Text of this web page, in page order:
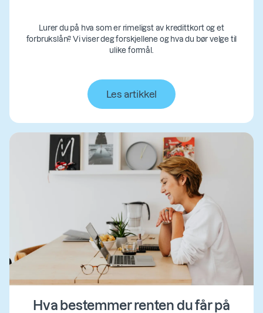
Lurer du på hva som er rimeligst av kredittkort og et
forbrukslån? Vi viser deg forskjellene og hva du bør velge til
ulike formål.
Les artikkel
Hva bestemmer renten du får på